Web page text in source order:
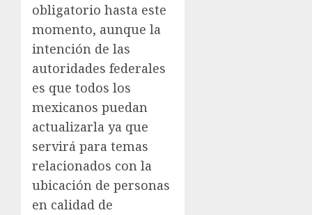
obligatorio hasta este
momento, aunque la
intención de las
autoridades federales
es que todos los
mexicanos puedan
actualizarla ya que
servirá para temas
relacionados con la
ubicación de personas
en calidad de